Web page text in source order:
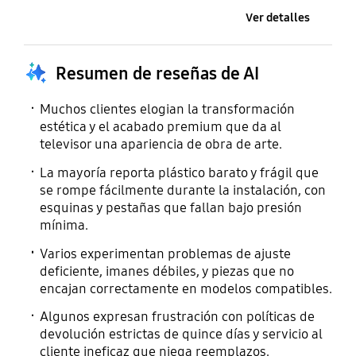
Ver detalles
Resumen de reseñas de AI
Muchos clientes elogian la transformación
estética y el acabado premium que da al
televisor una apariencia de obra de arte.
La mayoría reporta plástico barato y frágil que
se rompe fácilmente durante la instalación, con
esquinas y pestañas que fallan bajo presión
mínima.
Varios experimentan problemas de ajuste
deficiente, imanes débiles, y piezas que no
encajan correctamente en modelos compatibles.
Algunos expresan frustración con políticas de
devolución estrictas de quince días y servicio al
cliente ineficaz que niega reemplazos.